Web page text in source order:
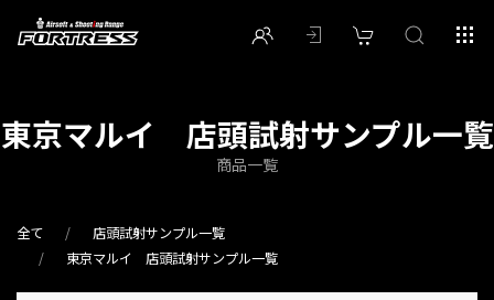
東京マルイ 店頭試射サンプル一覧
商品一覧
全て
店頭試射サンプル一覧
東京マルイ 店頭試射サンプル一覧